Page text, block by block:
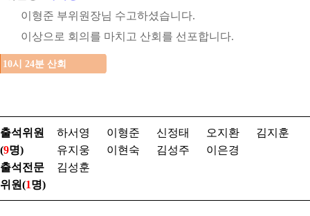
이형준 부위원장님 수고하셨습니다.
이상으로 회의를 마치고 산회를 선포합니다.
10시 24분 산회
출석위원
(9명)
하서영 이형준 신정태 오지환
김지훈
유지웅
이현숙 김성주
이은경
출석전문
위원(1명)
김성훈